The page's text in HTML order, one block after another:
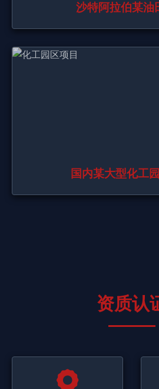
沙特阿拉伯某油
国内某大型化工
资质认